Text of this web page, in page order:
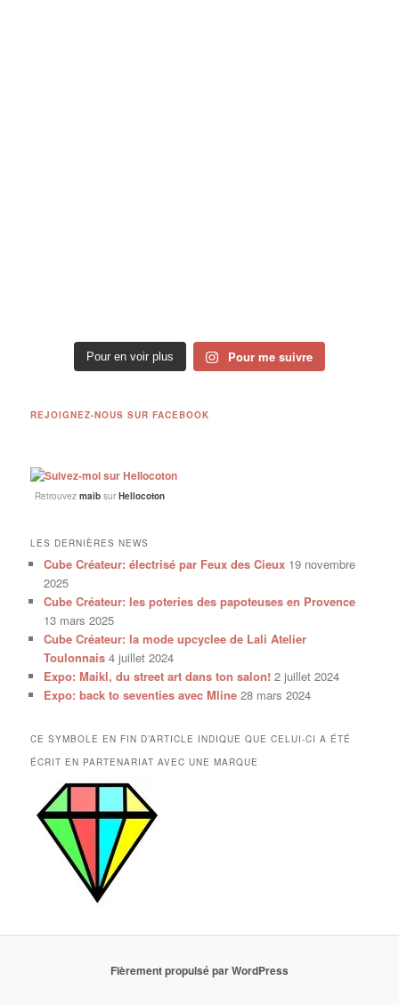
Pour en voir plus Pour me suivre
REJOIGNEZ-NOUS SUR FACEBOOK
Retrouvezmaib surHellocoton
LES DERNIÈRES NEWS
Cube Créateur: électrisé par Feux des Cieux 19 novembre
2025
Cube Créateur: les poteries des papoteuses en Provence
13 mars 2025
Cube Créateur: la mode upcyclee de Lali Atelier
Toulonnais 4 juillet 2024
Expo: Maikl, du street art dans ton salon! 2 juillet 2024
Expo: back to seventies avec Mline 28 mars 2024
CE SYMBOLE EN FIN D’ARTICLE INDIQUE QUE CELUI-CI A ÉTÉ
ÉCRIT EN PARTENARIAT AVEC UNE MARQUE
Fièrement propulsé par WordPress